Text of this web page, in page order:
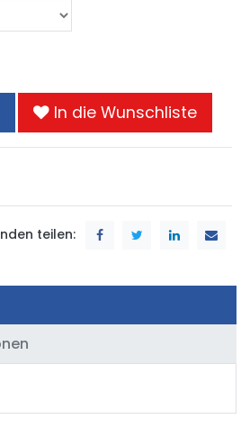
In die Wunschliste
teilen: